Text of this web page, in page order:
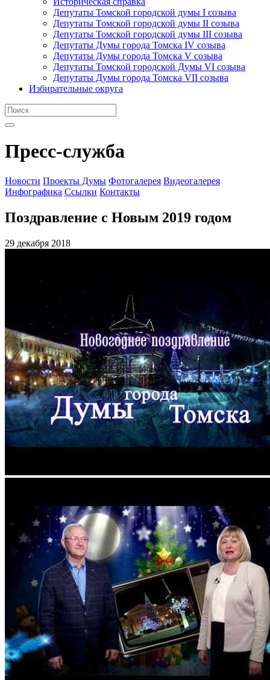
Депутаты Томской городской думы I созыва
Депутаты Томской городской думы II созыва
Депутаты Томской городской думы III созыва
Депутаты Думы города Томска IV созыва
Депутаты Думы города Томска V созыва
Депутаты Томской городской Думы VI созыва
Депутаты Думы города Томска VII созыва
Избирательные округа
Пресс-служба
Новости Проекты Думы Фотогалерея Видеогалерея
Инфографика Ссылки Контакты
Поздравление с Новым 2019 годом
29 декабря 2018